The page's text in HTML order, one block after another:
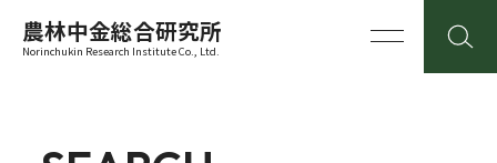
農林中金総合研究所
Norinchukin Research Institute Co., Ltd.